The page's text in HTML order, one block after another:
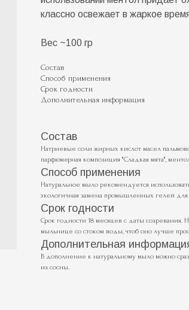
классно освежает в жаркое
Вес ~100 гр
Состав
Способ применения
Срок годности
Дополнительная информация
Состав
Натриевые соли жирных кислот масел
парфюмерная композиция "Сладкая мята",
Способ применения
Натуральное мыло рекомендуется
экологичная замена промышленных гелей
Срок годности
Срок годности 18 месяцев с даты созревания.
мыльнице со стоком воды, чтоб оно лучше
Дополнительная
В дополнение к натуральному мыло можно
из сосны.